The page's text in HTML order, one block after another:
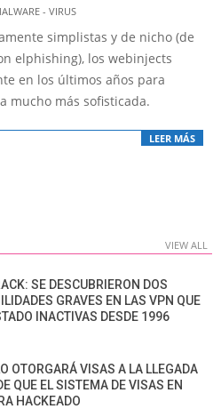
- VIRUS
simplistas y de nicho (de
elphishing), los webinjects
en los últimos años para
mucho más sofisticada.
LEER MÁS
VIEW ALL
SE DESCUBRIERON DOS
GRAVES EN LAS VPN QUE
INACTIVAS DESDE 1996
OTORGARÁ VISAS A LA LLEGADA
QUE EL SISTEMA DE VISAS EN
HACKEADO